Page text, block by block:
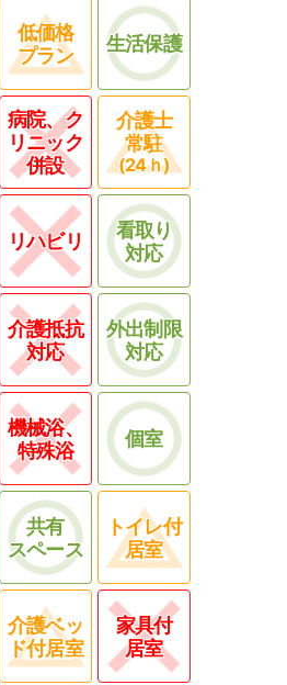
低価格
プラン
生活保護
病院、ク
リニック
併設
介護士
常駐
(24ｈ)
リハビリ
看取り
対応
介護抵抗
対応
外出制限
対応
機械浴、
特殊浴
個室
共有
スペース
トイレ付
居室
介護ベッ
ド付居室
家具付
居室